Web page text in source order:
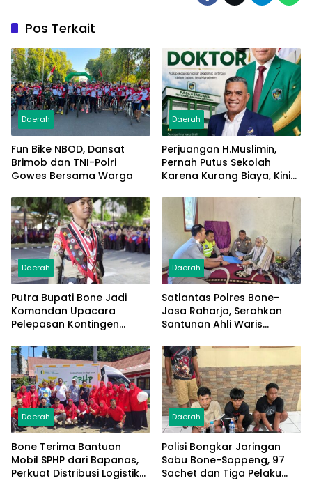
Pos Terkait
Daerah
Fun Bike NBOD, Dansat
Brimob dan TNI-Polri
Gowes Bersama Warga
Daerah
Perjuangan H.Muslimin,
Pernah Putus Sekolah
Karena Kurang Biaya, Kini
Manajemen
Daerah
Putra Bupati Bone Jadi
Komandan Upacara
Pelepasan Kontingen
Daerah
Satlantas Polres Bone-
Jasa Raharja, Serahkan
Santunan Ahli Waris
Rp50 Juta
Daerah
Bone Terima Bantuan
Mobil SPHP dari Bapanas,
Perkuat Distribusi Logistik
Daerah
Polisi Bongkar Jaringan
Sabu Bone-Soppeng, 97
Sachet dan Tiga Pelaku